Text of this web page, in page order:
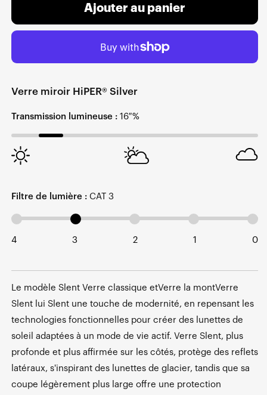
Ajouter au panier
Verre miroir HiPER® Silver
Transmission lumineuse : 16 %
Filtre de lumière : CAT 3
4 3 2 1 0
Le modèle Slent Verre classique etVerre la montVerre
Slent lui Slent une touche de modernité, en repensant les
technologies fonctionnelles pour créer des lunettes de
soleil adaptées à un mode de vie actif. Verre Slent, plus
profonde et plus affirmée sur les côtés, protège des reflets
latéraux, s'inspirant des lunettes de glacier, tandis que sa
coupe légèrement plus large offre une protection